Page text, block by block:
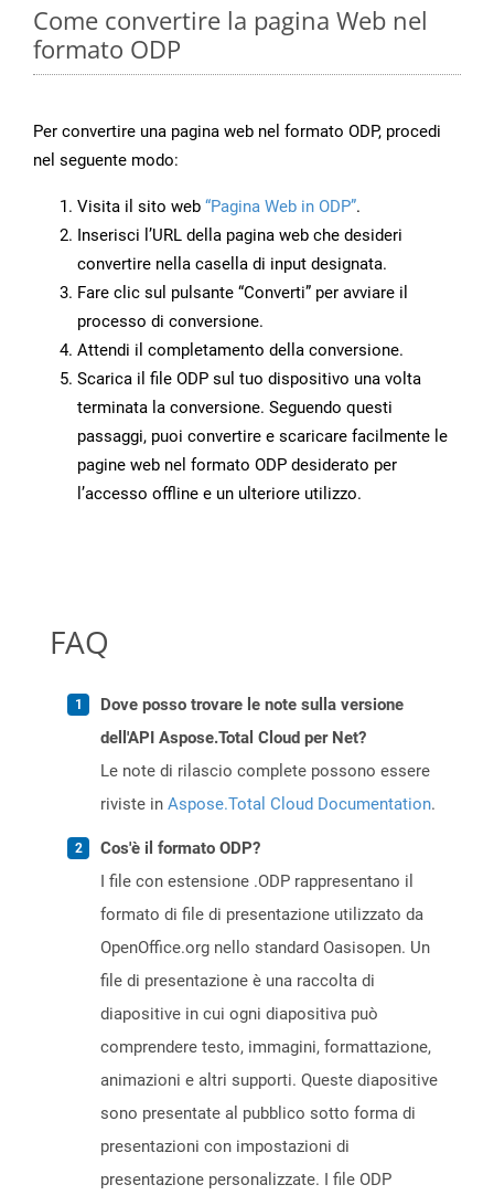
Come convertire la pagina Web nel
formato ODP
Per convertire una pagina web nel formato ODP, procedi
nel seguente modo:
Visita il sito web “Pagina Web in ODP”.
Inserisci l’URL della pagina web che desideri
convertire nella casella di input designata.
Fare clic sul pulsante “Converti” per avviare il
processo di conversione.
Attendi il completamento della conversione.
Scarica il file ODP sul tuo dispositivo una volta
terminata la conversione. Seguendo questi
passaggi, puoi convertire e scaricare facilmente le
pagine web nel formato ODP desiderato per
l’accesso offline e un ulteriore utilizzo.
FAQ
Dove posso trovare le note sulla versione
dell'API Aspose.Total Cloud per Net?
Le note di rilascio complete possono essere
riviste in Aspose.Total Cloud Documentation.
Cos'è il formato ODP?
I file con estensione .ODP rappresentano il
formato di file di presentazione utilizzato da
OpenOffice.org nello standard Oasisopen. Un
file di presentazione è una raccolta di
diapositive in cui ogni diapositiva può
comprendere testo, immagini, formattazione,
animazioni e altri supporti. Queste diapositive
sono presentate al pubblico sotto forma di
presentazioni con impostazioni di
presentazione personalizzate. I file ODP